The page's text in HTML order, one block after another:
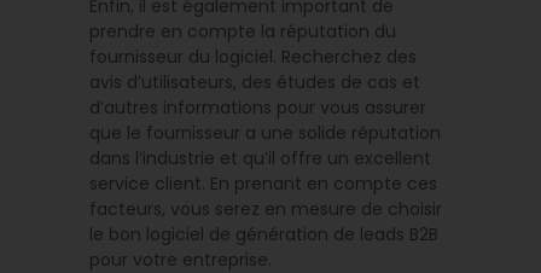
Enfin, il est également important de
prendre en compte la réputation du
fournisseur du logiciel. Recherchez des
avis d’utilisateurs, des études de cas et
d’autres informations pour vous assurer
que le fournisseur a une solide réputation
dans l’industrie et qu’il offre un excellent
service client. En prenant en compte ces
facteurs, vous serez en mesure de choisir
le bon logiciel de génération de leads B2B
pour votre entreprise.